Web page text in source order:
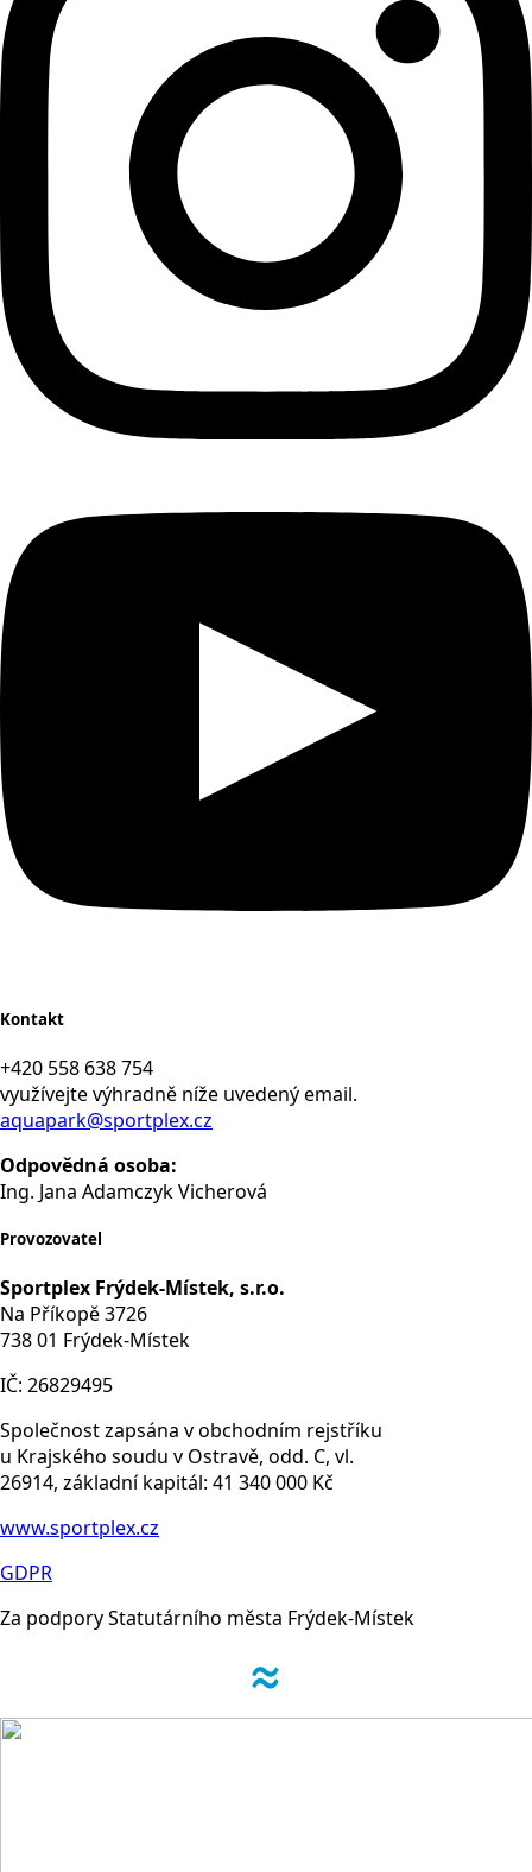
Kontakt
+420 558 638 754
využívejte výhradně níže uvedený email.
aquapark@sportplex.cz
Odpovědná osoba:
Ing. Jana Adamczyk Vicherová
Provozovatel
Sportplex Frýdek-Místek, s.r.o.
Na Příkopě 3726
738 01 Frýdek-Místek
IČ: 26829495
Společnost zapsána v obchodním rejstříku
u Krajského soudu v Ostravě, odd. C, vl.
26914, základní kapitál: 41 340 000 Kč
www.sportplex.cz
GDPR
Za podpory Statutárního města Frýdek-Místek